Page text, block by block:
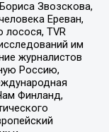
Звозскова,
Ереван,
TVR
им
журналистов
Россию,
Финланд,